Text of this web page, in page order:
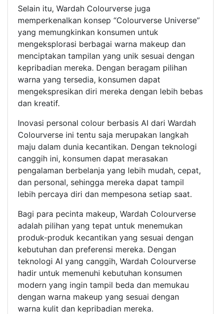
Selain itu, Wardah Colourverse juga
memperkenalkan konsep “Colourverse Universe”
yang memungkinkan konsumen untuk
mengeksplorasi berbagai warna makeup dan
menciptakan tampilan yang unik sesuai dengan
kepribadian mereka. Dengan beragam pilihan
warna yang tersedia, konsumen dapat
mengekspresikan diri mereka dengan lebih bebas
dan kreatif.
Inovasi personal colour berbasis AI dari Wardah
Colourverse ini tentu saja merupakan langkah
maju dalam dunia kecantikan. Dengan teknologi
canggih ini, konsumen dapat merasakan
pengalaman berbelanja yang lebih mudah, cepat,
dan personal, sehingga mereka dapat tampil
lebih percaya diri dan mempesona setiap saat.
Bagi para pecinta makeup, Wardah Colourverse
adalah pilihan yang tepat untuk menemukan
produk-produk kecantikan yang sesuai dengan
kebutuhan dan preferensi mereka. Dengan
teknologi AI yang canggih, Wardah Colourverse
hadir untuk memenuhi kebutuhan konsumen
modern yang ingin tampil beda dan memukau
dengan warna makeup yang sesuai dengan
warna kulit dan kepribadian mereka.